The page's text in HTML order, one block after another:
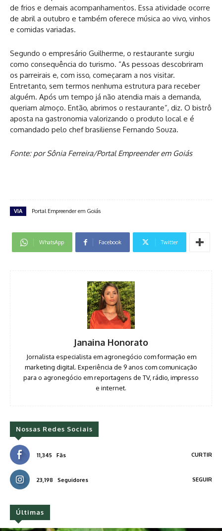
de frios e demais acompanhamentos. Essa atividade ocorre
de abril a outubro e também oferece música ao vivo, vinhos
e comidas variadas.
Segundo o empresário Guilherme, o restaurante surgiu
como consequência do turismo. “As pessoas descobriram
os parreirais e, com isso, começaram a nos visitar.
Entretanto, sem termos nenhuma estrutura para receber
alguém. Após um tempo já não atendia mais a demanda,
queriam almoço. Então, abrimos o restaurante”, diz. O bistrô
aposta na gastronomia valorizando o produto local e é
comandado pelo chef brasiliense Fernando Souza.
Fonte: por Sônia Ferreira/Portal Empreender em Goiás
VIA Portal Empreender em Goiás
WhatsApp Facebook Twitter
Janaina Honorato
Jornalista especialista em agronegócio com formação em
marketing digital. Experiência de 9 anos com comunicação
para o agronegócio em reportagens de TV, rádio, impresso
e internet.
Nossas Redes Sociais
11,345 Fãs CURTIR
23,198 Seguidores SEGUIR
Últimas